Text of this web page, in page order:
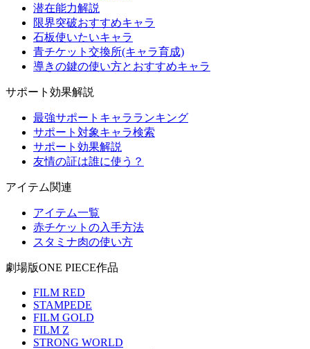
潜在能力解説
限界突破おすすめキャラ
石板使いたいキャラ
青チケット交換所(キャラ育成)
導きの鍵の使い方とおすすめキャラ
サポート効果解説
最強サポートキャラランキング
サポート対象キャラ検索
サポート効果解説
友情の証は誰に使う？
アイテム関連
アイテム一覧
赤チケットの入手方法
スタミナ肉の使い方
劇場版ONE PIECE作品
FILM RED
STAMPEDE
FILM GOLD
FILM Z
STRONG WORLD